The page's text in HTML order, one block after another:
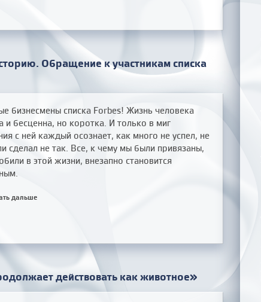
Обращение к участникам списка
бизнесмены списка Forbes! Жизнь человека
и бесценна, но коротка. И только в миг
с ней каждый осознает, как много не успел, не
сделал не так. Все, к чему мы были привязаны,
в этой жизни, внезапно становится
дальше
действовать как животное»